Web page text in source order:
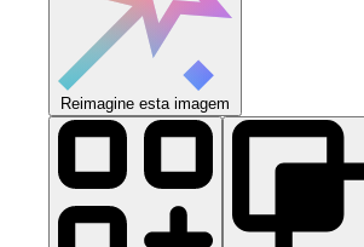
Reimagine esta imagem